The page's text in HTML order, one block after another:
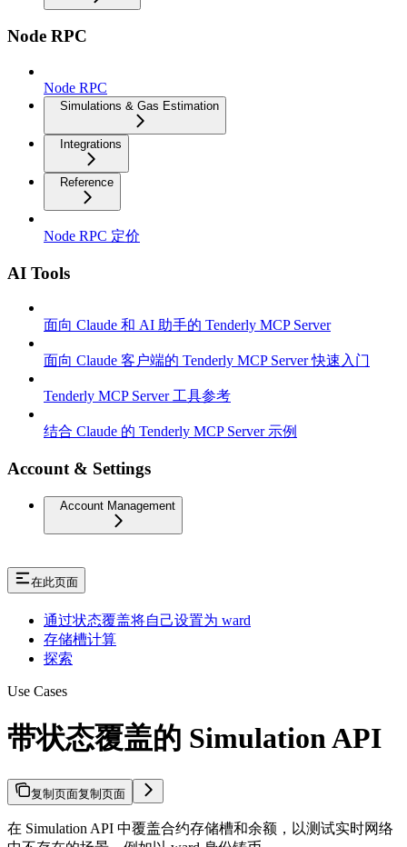
Node RPC
Node RPC
Simulations & Gas Estimation
Integrations
Reference
Node RPC 定价
AI Tools
面向 Claude 和 AI 助手的 Tenderly MCP Server
面向 Claude 客户端的 Tenderly MCP Server 快速入门
Tenderly MCP Server 工具参考
结合 Claude 的 Tenderly MCP Server 示例
Account & Settings
Account Management
在此页面
通过状态覆盖将自己设置为 ward
存储槽计算
探索
Use Cases
带状态覆盖的 Simulation API
复制页面复制页面
在 Simulation API 中覆盖合约存储槽和余额，以测试实时网络